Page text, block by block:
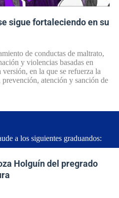
sigue fortaleciendo en su
de conductas de maltrato,
y violencias basadas en
versión, en la que se refuerza la
prevención, atención y sanción de
a los siguientes graduandos:
Holguín del pregrado